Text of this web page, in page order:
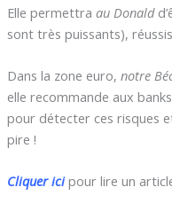
Elle permettra au Donald
sont très puissants),
Dans la zone euro, notre
elle recommande aux
pour détecter ces risques
pire !
Cliquer ici pour lire un